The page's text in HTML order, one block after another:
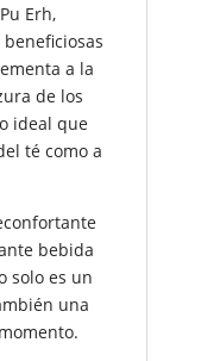
Erh,
a la
de los
ideal que
té como a
bebida
solo es un
una